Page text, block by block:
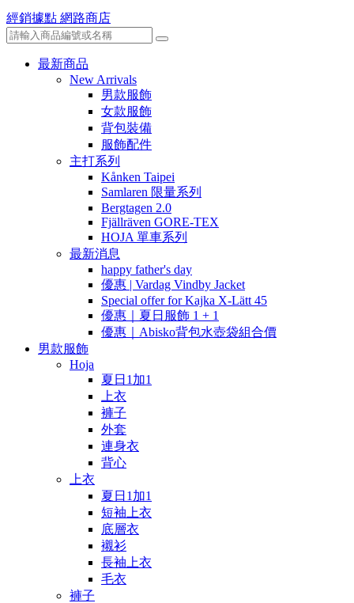
經銷據點 網路商店
最新商品
New Arrivals
男款服飾
女款服飾
背包裝備
服飾配件
主打系列
Kånken Taipei
Samlaren 限量系列
Bergtagen 2.0
Fjällräven GORE-TEX
HOJA 單車系列
最新消息
happy father's day
優惠 | Vardag Vindby Jacket
Special offer for Kajka X-Lätt 45
優惠｜夏日服飾 1 + 1
優惠｜Abisko背包水壺袋組合價
男款服飾
Hoja
夏日1加1
上衣
褲子
外套
連身衣
背心
上衣
夏日1加1
短袖上衣
底層衣
襯衫
長袖上衣
毛衣
褲子